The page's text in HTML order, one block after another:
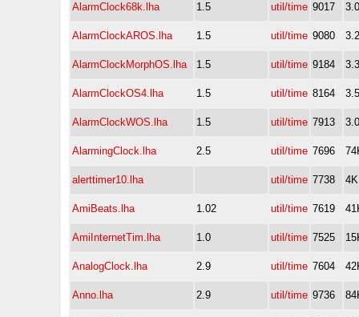
AlarmClock68k.lha 1.5 util/time 9017
AlarmClockAROS.lha 1.5 util/time 9080
AlarmClockMorphOS.lha 1.5 util/time 9184
AlarmClockOS4.lha 1.5 util/time 8164
AlarmClockWOS.lha 1.5 util/time 7913
AlarmingClock.lha 2.5 util/time 7696
alerttimer10.lha util/time 7738 4K
AmiBeats.lha 1.02 util/time 7619
AmiInternetTim.lha 1.0 util/time 7525
AnalogClock.lha 2.9 util/time 7604
Anno.lha 2.9 util/time 9736